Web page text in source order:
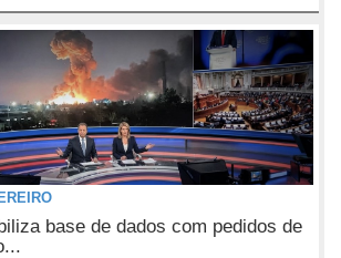
base de dados com pedidos de